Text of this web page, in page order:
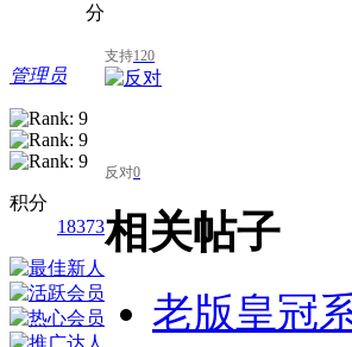
分
管理员
积分
18373
支持120
反对0
相关帖子
老版皇冠